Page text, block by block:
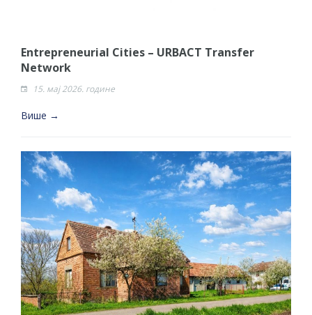
​Entrepreneurial Cities – URBACT Transfer
Network
15. мај 2026. године
Више →